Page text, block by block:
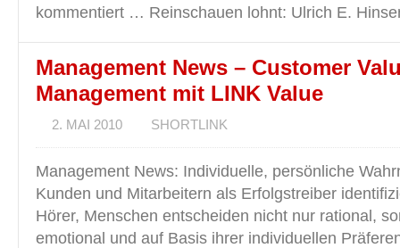
kommentiert … Reinschauen lohnt: Ulrich E.
Management News – Customer
Management mit LINK Value
2. MAI 2010 SHORTLINK
Management News: Individuelle, persönliche
Kunden und Mitarbeitern als Erfolgstreiber
Hörer, Menschen entscheiden nicht nur rational,
emotional und auf Basis ihrer individuellen